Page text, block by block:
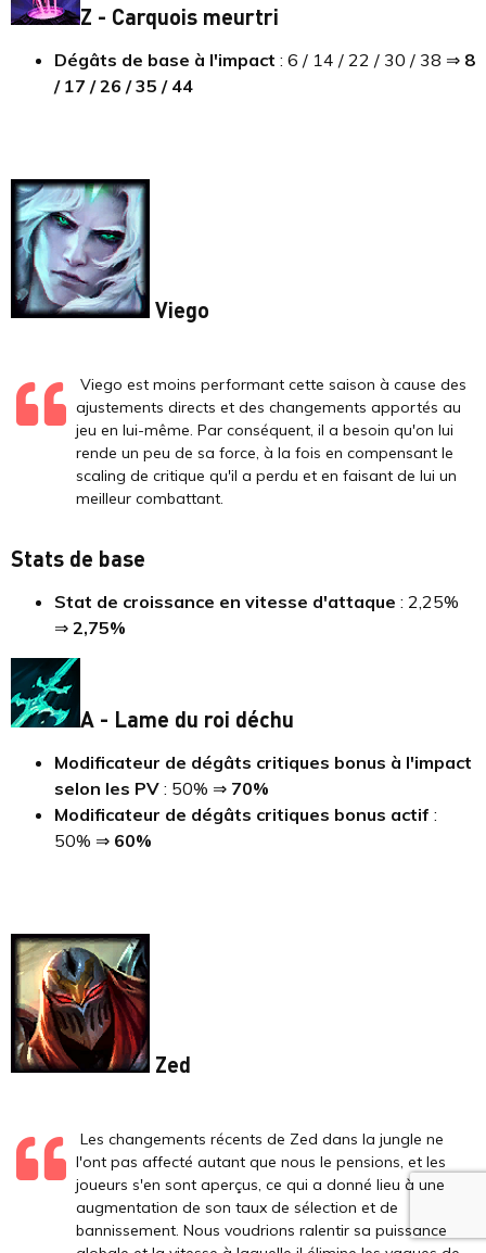
Z - Carquois meurtri
Dégâts de base à l'impact : 6 / 14 / 22 / 30 / 38 ⇒ 8
/ 17 / 26 / 35 / 44
Viego
Viego est moins performant cette saison à cause des
ajustements directs et des changements apportés au
jeu en lui-même. Par conséquent, il a besoin qu'on lui
rende un peu de sa force, à la fois en compensant le
scaling de critique qu'il a perdu et en faisant de lui un
meilleur combattant.
Stats de base
Stat de croissance en vitesse d'attaque : 2,25%
⇒ 2,75%
A - Lame du roi déchu
Modificateur de dégâts critiques bonus à l'impact
selon les PV : 50% ⇒ 70%
Modificateur de dégâts critiques bonus actif :
50% ⇒ 60%
Zed
Les changements récents de Zed dans la jungle ne
l'ont pas affecté autant que nous le pensions, et les
joueurs s'en sont aperçus, ce qui a donné lieu à une
augmentation de son taux de sélection et de
bannissement. Nous voudrions ralentir sa puissance